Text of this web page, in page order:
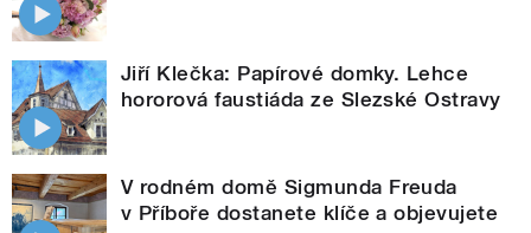
Jiří Klečka: Papírové domky. Lehce
hororová faustiáda ze Slezské Ostravy
V rodném domě Sigmunda Freuda
v Příboře dostanete klíče a objevujete